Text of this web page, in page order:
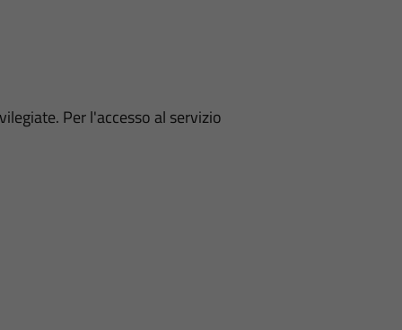
Per l'accesso al servizio